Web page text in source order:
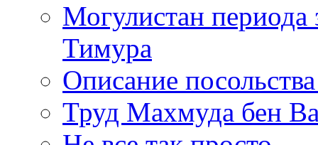
Могулистан периода
Тимура
Описание
Труд Махмуда бен